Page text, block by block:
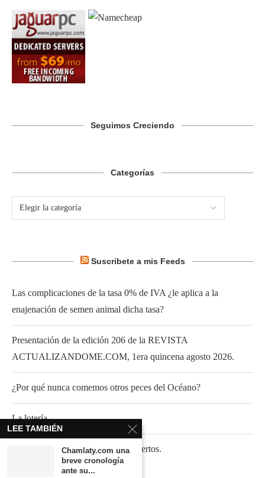
Seguimos Creciendo
Categorías
Suscribete a mis Feeds
Las complicaciones de la tasa 0% de IVA ¿le aplica a la
enajenación de semen animal dicha tasa?
Presentación de la edición 206 de la REVISTA
ACTUALIZANDOME.COM, 1era quincena agosto 2026.
¿Por qué nunca comemos otros peces del Océano?
La lotería.
La extraordinaria historia de dos tuertos.
LEE TAMBIÉN
Chamlaty.com una
breve cronología
ante su...